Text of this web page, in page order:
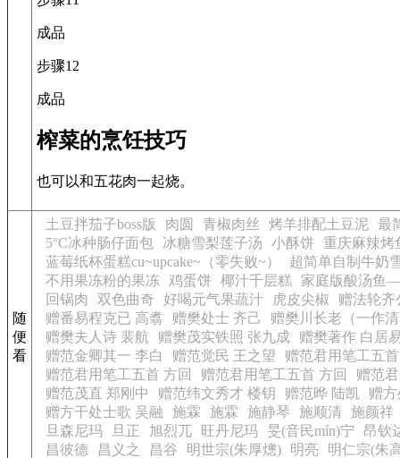
成品
步骤12
成品
榨菜的烹饪技巧
也可以和五花肉一起烧。
随
便
看
土豆拌茄子boss版 肉圆 青椒肉丝 烤羊排配土豆泥 最
5°C冰种肠仔面包
冰糖雪梨莲子汤 小酥饼
重庆麻辣烤
蓝莓纸杯蛋糕cu~upcake~（零失败~）
超简单自制牛奶
不用果冻粉的果冻
鸡蛋饼 椰汁千层糕
家庭版酸汤鱼
回锅肉
双色曲奇 好喝元气果蔬汁 虎皮尖椒
赠法轮齐
赠番易程克已 高翥
赠樊处士 齐己
赠樊川长老（一作
赠樊夫人诗 裴航
赠樊茂实铁照 张九成
赠樊著作 白居
赠范金卿其一 李白
赠范觉民 王之望
赠范君用笔工五
赠范君用笔工五首 方回
赠范君用笔工五首 方回
赠范
赠范茂直 郑刚中
赠范纬文秀才 楼钥 赠范晔 陆凯
赠
赠方干处士歌 吴融
施霖 施霖 施静琴 施顺清
施颜祥
旦森尼玛
旦正 旭烈兀 旺丹尼玛 旻(音民mín)宁
昂钦
昌彼德
昌义之 昌谷 明世宗(朱厚熜) 明亮 明仁宗(朱